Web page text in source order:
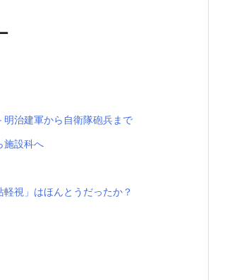
明治建軍から自衛隊砲兵まで
施設科へ
軽視」はほんとうだったか？